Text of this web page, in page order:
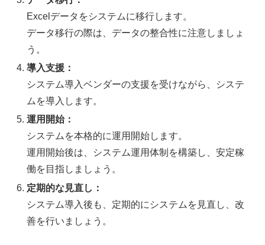
Excelデータをシステムに移行します。
データ移行の際は、データの整合性に注意しましょ
う。
導入支援：
システム導入ベンダーの支援を受けながら、システ
ムを導入します。
運用開始：
システムを本格的に運用開始します。
運用開始後は、システム運用体制を構築し、安定稼
働を目指しましょう。
定期的な見直し：
システム導入後も、定期的にシステムを見直し、改
善を行いましょう。